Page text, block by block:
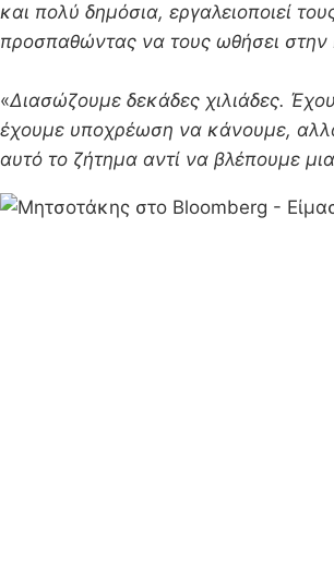
και πολύ δημόσια, εργαλειοποιεί
προσπαθώντας να τους ωθήσει
«Διασώζουμε δεκάδες χιλιάδες.
έχουμε υποχρέωση να κάνουμε,
αυτό το ζήτημα αντί να βλέπουμε